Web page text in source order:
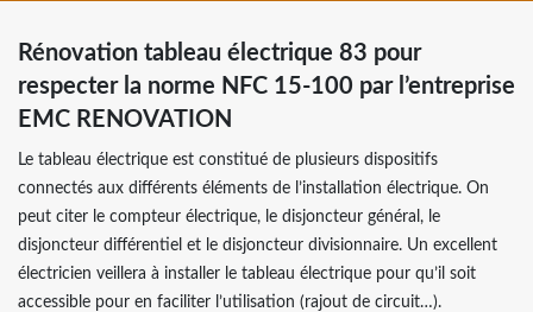
Rénovation tableau électrique 83 pour
respecter la norme NFC 15-100 par l’entreprise
EMC RENOVATION
Le tableau électrique est constitué de plusieurs dispositifs
connectés aux différents éléments de l’installation électrique. On
peut citer le compteur électrique, le disjoncteur général, le
disjoncteur différentiel et le disjoncteur divisionnaire. Un excellent
électricien veillera à installer le tableau électrique pour qu’il soit
accessible pour en faciliter l’utilisation (rajout de circuit…).